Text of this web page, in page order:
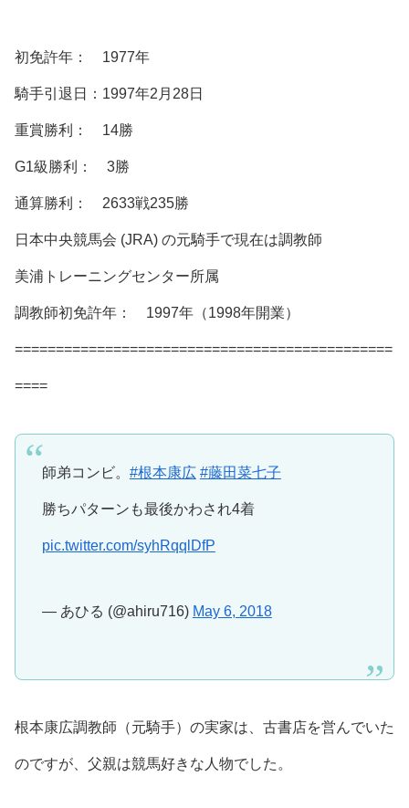
初免許年： 1977年
騎手引退日：1997年2月28日
重賞勝利： 14勝
G1級勝利： 3勝
通算勝利： 2633戦235勝
日本中央競馬会 (JRA) の元騎手で現在は調教師
美浦トレーニングセンター所属
調教師初免許年： 1997年（1998年開業）
==============================================
====
師弟コンビ。 #根本康広 #藤田菜七子
勝ちパターンも最後かわされ4着
pic.twitter.com/syhRqqlDfP
— あひる (@ahiru716) May 6, 2018
根本康広調教師（元騎手）の実家は、古書店を営んでいた
のですが、父親は競馬好きな人物でした。